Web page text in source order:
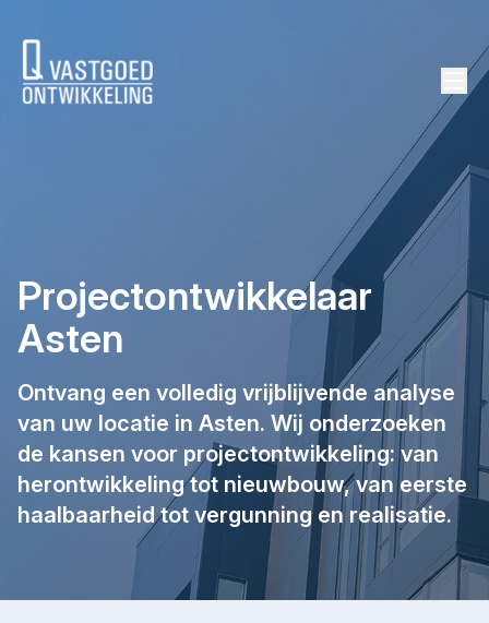
Projectontwikkelaar
Asten
Ontvang een volledig vrijblijvende analyse
van uw locatie in Asten. Wij onderzoeken
de kansen voor projectontwikkeling: van
herontwikkeling tot nieuwbouw, van eerste
haalbaarheid tot vergunning en realisatie.